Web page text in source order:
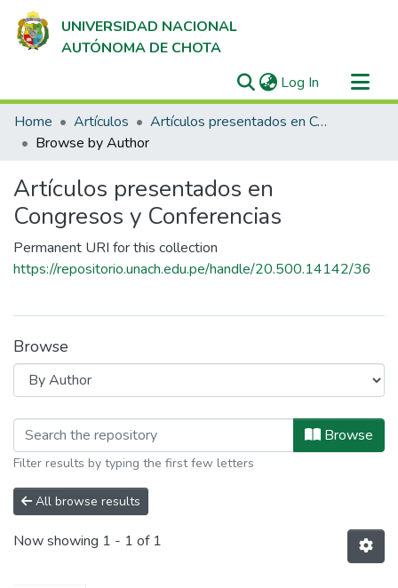
UNIVERSIDAD NACIONAL
AUTÓNOMA DE CHOTA
Log In (current)
Communities & Collections
All of DSpace
Home Artículos
Artículos presentados en Congresos y Conferencias
Browse by Author
Artículos presentados en
Congresos y Conferencias
Permanent URI for this collection
https://repositorio.unach.edu.pe/handle/20.500.14142/36
Browse
Browsing Artículos presentados en
Browse
Filter results by typing the first few letters
All browse results
Now showing 1 - 1 of 1